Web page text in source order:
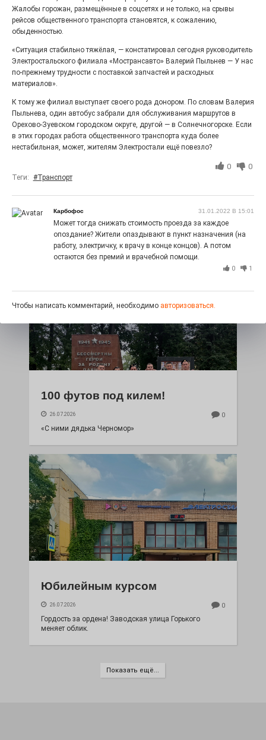
Выставка «Палитра героизма» — новый масштабный
проект, на который электростальцев приглашает к
себе Выставочный зал им. Олега Коняшина.
путешествуют по городу
27.07.2026 0
Радость в квадрате! На этой неделе электростальцев
дважды порадует проект «Районы-кварталы».
100 футов под килем!
26.07.2026 0
«С ними дядька Черномор»
Юбилейным курсом
26.07.2026 0
Гордость за ордена! Заводская улица Горького
меняет облик.
Показать ещё...
Жалобы горожан, размещённые в соцсетях и не только, на срывы
рейсов общественного транспорта становятся, к сожалению,
обыденностью.
«Ситуация стабильно тяжёлая, — констатировал сегодня руководитель
Электростальского филиала «Мострансавто» Валерий Пыльнев — У нас
по-прежнему трудности с поставкой запчастей и расходных
материалов».
К тому же филиал выступает своего рода донором. По словам Валерия
Пыльнева, один автобус забрали для обслуживания маршрутов в
Орехово-Зуевском городском округе, другой — в Солнечногорске. Если
в этих городах работа общественного транспорта куда более
нестабильная, может, жителям Электростали ещё повезло?
0 0
Теги: #Транспорт
Карбофос 31.01.2022 В 15:01
Может тогда снижать стоимость проезда за каждое
опоздание? Жители опаздывают в пункт назначения (на
работу, электричку, к врачу в конце концов). А потом
остаются без премий и врачебной помощи.
0 1
Чтобы написать комментарий, необходимо авторизоваться.